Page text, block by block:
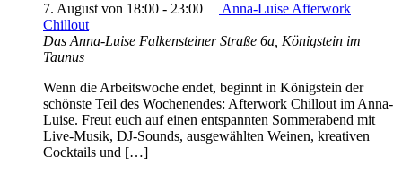
7. August von 18:00 - 23:00
Anna-Luise Afterwork
Chillout
Das Anna-Luise Falkensteiner Straße 6a, Königstein im
Taunus
Wenn die Arbeitswoche endet, beginnt in Königstein der
schönste Teil des Wochenendes: Afterwork Chillout im Anna-
Luise. Freut euch auf einen entspannten Sommerabend mit
Live-Musik, DJ-Sounds, ausgewählten Weinen, kreativen
Cocktails und […]